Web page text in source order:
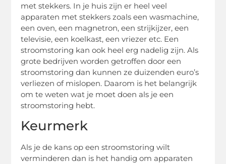
met stekkers. In je huis zijn er heel veel
apparaten met stekkers zoals een wasmachine,
een oven, een magnetron, een strijkijzer, een
televisie, een koelkast, een vriezer etc. Een
stroomstoring kan ook heel erg nadelig zijn. Als
grote bedrijven worden getroffen door een
stroomstoring dan kunnen ze duizenden euro’s
verliezen of mislopen. Daarom is het belangrijk
om te weten wat je moet doen als je een
stroomstoring hebt.
Keurmerk
Als je de kans op een stroomstoring wilt
verminderen dan is het handig om apparaten